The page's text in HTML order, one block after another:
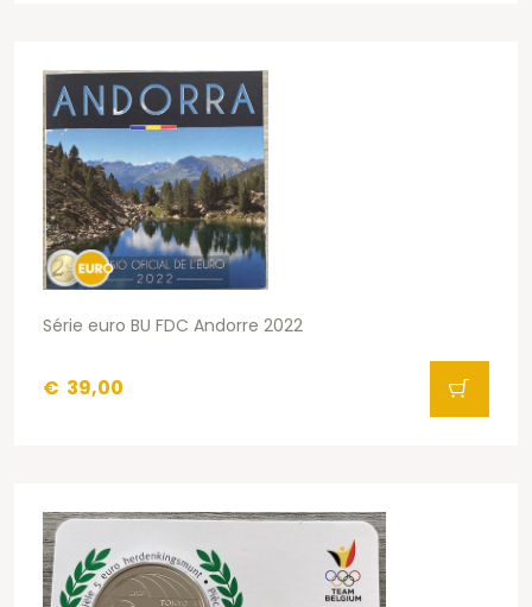
Série euro BU FDC Andorre 2022
€ 39,00